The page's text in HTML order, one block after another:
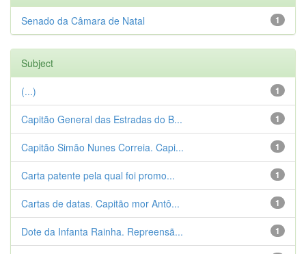
1
Senado da Câmara de Natal
Subject
1
(...)
1
Capitão General das Estradas do B...
1
Capitão Simão Nunes Correia. Capi...
1
Carta patente pela qual foi promo...
1
Cartas de datas. Capitão mor Antô...
1
Dote da Infanta Rainha. Repreensã...